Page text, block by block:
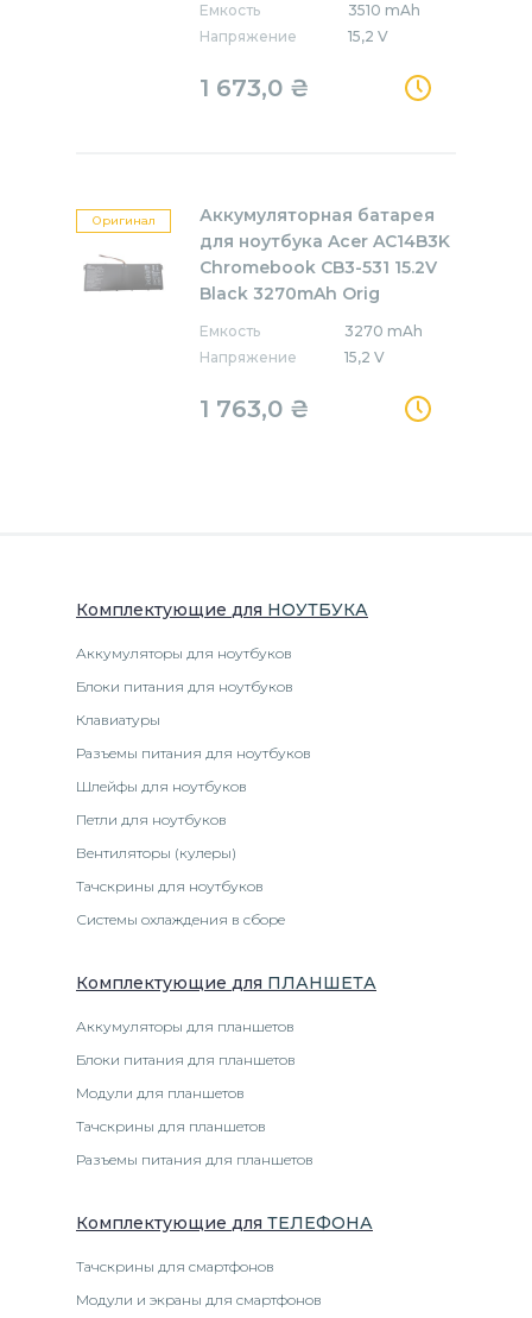
Емкость
3510 mAh
Напряжение
15,2 V
1 673,0 ₴
Оригинал
Аккумуляторная батарея
для ноутбука Acer AC14B3K
Chromebook CB3-531 15.2V
Black 3270mAh Orig
Емкость
3270 mAh
Напряжение
15,2 V
1 763,0 ₴
Комплектующие для НОУТБУКА
Аккумуляторы для ноутбуков
Блоки питания для ноутбуков
Клавиатуры
Разъемы питания для ноутбуков
Шлейфы для ноутбуков
Петли для ноутбуков
Вентиляторы (кулеры)
Тачскрины для ноутбуков
Системы охлаждения в сборе
Комплектующие для ПЛАНШЕТА
Аккумуляторы для планшетов
Блоки питания для планшетов
Модули для планшетов
Тачскрины для планшетов
Разъемы питания для планшетов
Комплектующие для ТЕЛЕФОНА
Тачскрины для смартфонов
Модули и экраны для смартфонов